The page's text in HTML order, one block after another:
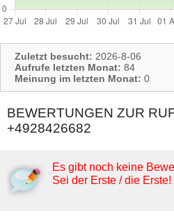
Zuletzt besucht: 2026-8-06
Aufrufe letzten Monat: 84
Meinung im letzten Monat: 0
BEWERTUNGEN ZUR
+4928426682
Es gibt noch keine
Sei der Erste / die Erste!